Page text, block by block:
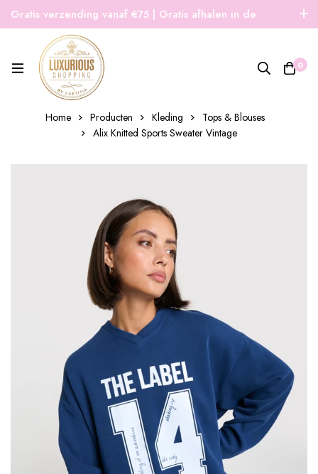
Gratis verzending vanaf €75 | Gratis afhalen in de
winkel | Snelle verzending
0
Home Producten Kleding
Tops & Blouses
Alix Knitted Sports Sweater Vintage